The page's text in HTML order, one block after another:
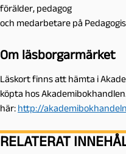
förälder, pedagog
och medarbetare på
Om läsborgarmärket
Läskort finns att hämta i
köpta hos
här: http://
RELATERAT